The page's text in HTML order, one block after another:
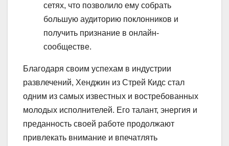
сетях, что позволило ему собрать
большую аудиторию поклонников и
получить признание в онлайн-
сообществе.
Благодаря своим успехам в индустрии
развлечений, Хенджин из Стрей Кидс стал
одним из самых известных и востребованных
молодых исполнителей. Его талант, энергия и
преданность своей работе продолжают
привлекать внимание и впечатлять